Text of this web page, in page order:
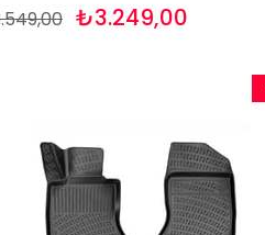
₺3.249,00